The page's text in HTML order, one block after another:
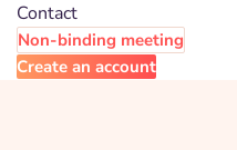
Contact
Non-binding meeting
Create an account